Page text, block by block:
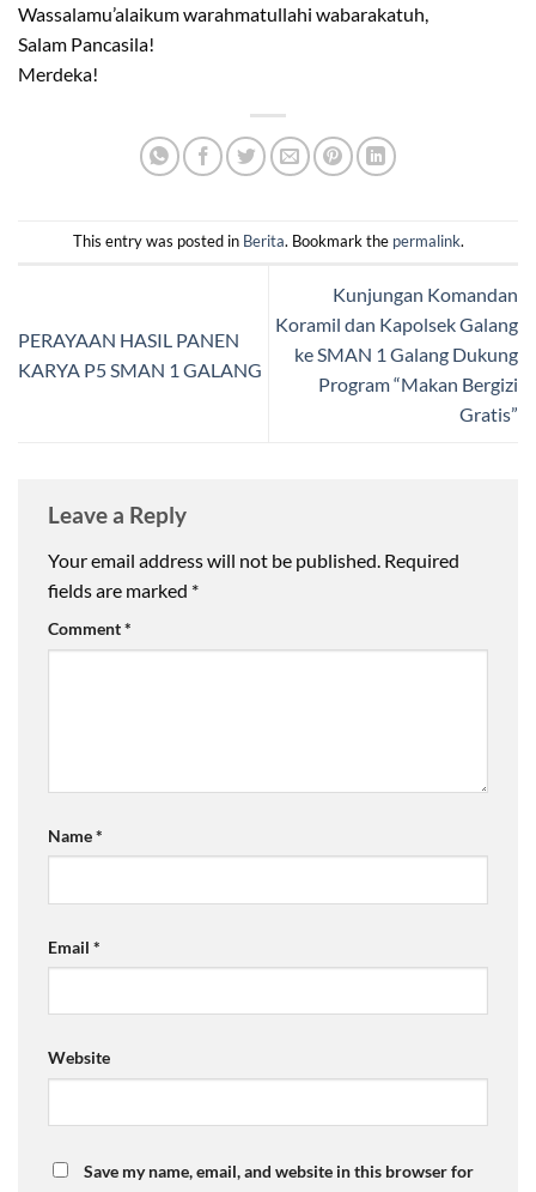
Wassalamu’alaikum warahmatullahi wabarakatuh,
Salam Pancasila!
Merdeka!
This entry was posted in Berita. Bookmark the permalink.
PERAYAAN HASIL PANEN
KARYA P5 SMAN 1 GALANG
Kunjungan Komandan
Koramil dan Kapolsek Galang
ke SMAN 1 Galang Dukung
Program “Makan Bergizi
Gratis”
Leave a Reply
Your email address will not be published. Required
fields are marked *
Comment*
Name*
Email *
Website
Save my name, email, and website in this browser for